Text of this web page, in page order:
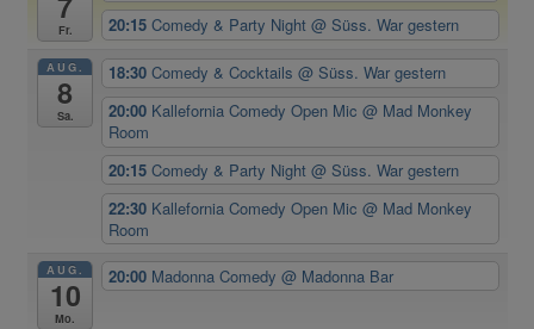
Fr.
20:15Comedy & Party Night@ Süss. War gestern
AUG.
8
Sa.
18:30Comedy & Cocktails@ Süss. War gestern
20:00 Kallefornia Comedy Open Mic@ Mad Monkey
Room
20:15Comedy & Party Night@ Süss. War gestern
22:30 Kallefornia Comedy Open Mic@ Mad Monkey
Room
AUG.
10
Mo.
20:00 Madonna Comedy@ Madonna Bar